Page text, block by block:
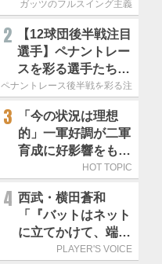
の続き。昔から野球
す」
ガッツのフルスイング主義
2
【12球団後半戦注目
選手】ペナントレー
スを彩る選手たち
ここからが本当の勝
ペナントレース後半戦を彩る注目選手
3
「今の状況は理想
的」一軍好調が二軍
育成に好影響をもた
らす西武 象徴は高
HOT TOPIC
4 西武・横田蒼和
「『バットはネット
に立てかけて、端に
置くんだぞ』と栗山
PLAYER'S VOICE